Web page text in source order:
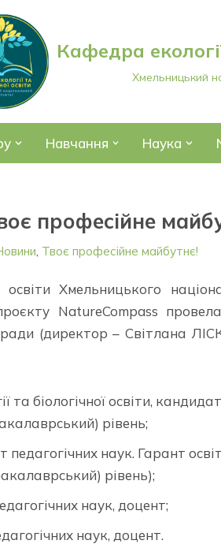
Кафедра
Хмельницький
Навчання Наука
професійне
, Твоє професійне майбутнє!
Хмельницького
NatureCompass
ради (директор – Світлана
біологічної освіти,
рівень;
наук. Гарант
рівень);
наук, доцент;
наук, доцент.